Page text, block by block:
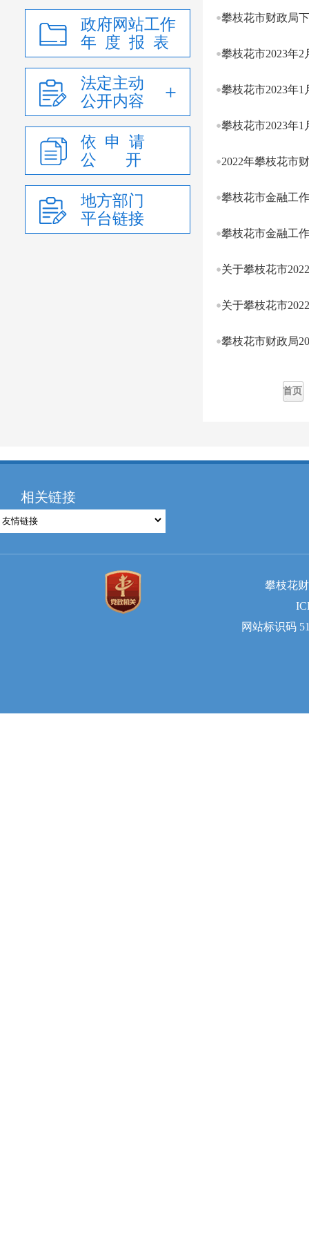
政府网站工作
年 度 报 表
法定主动
公开内容
依 申 请
公 开
地方部门
平台链接
攀枝花市财政局
攀枝花市2023年
攀枝花市2023年
攀枝花市2023年
2022年攀枝花市
攀枝花市金融工
攀枝花市金融工
关于攀枝花市
关于攀枝花市
攀枝花市财政局
首页
相关链接
攀枝花
网站标识码